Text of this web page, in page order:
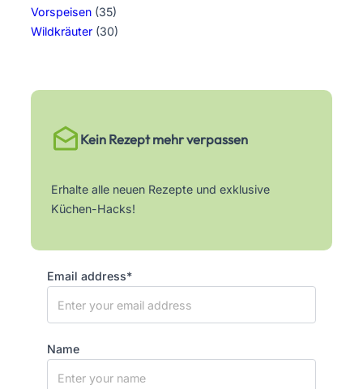
Vorspeisen (35)
Wildkräuter (30)
Kein Rezept mehr verpassen
Erhalte alle neuen Rezepte und exklusive
Küchen-Hacks!
Email address*
Name